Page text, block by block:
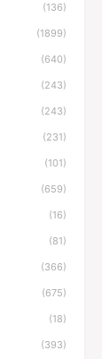
(136)
(1899)
(640)
(243)
(243)
(231)
(101)
(659)
(16)
(81)
(366)
(675)
(18)
(393)